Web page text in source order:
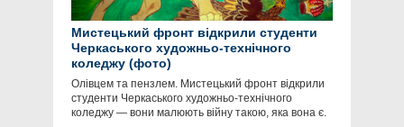
Мистецький фронт відкрили студенти
Черкаського художньо-технічного
коледжу (фото)
Олівцем та пензлем. Мистецький фронт відкрили
студенти Черкаського художньо-технічного
коледжу — вони малюють війну такою, яка вона є.